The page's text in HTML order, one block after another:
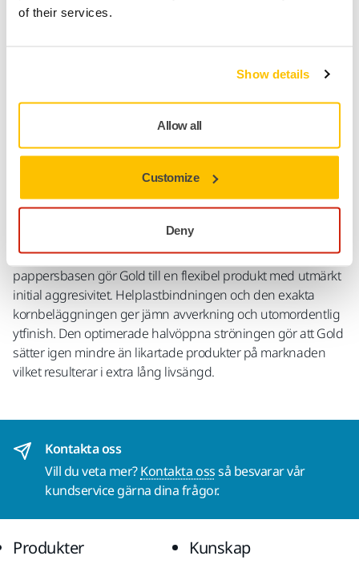
of their services.
Show details
Allow all
Customize
Deny
Spåra paket
Teknisk specifikation
för slipning i höga hastigheter. Gold ger ett perfekt
slutresultat på många olika material. Den latexbestrukna
pappersbasen gör Gold till en flexibel produkt med utmärkt
initial aggresivitet. Helplastbindningen och den exakta
kornbeläggningen ger jämn avverkning och utomordentlig
ytfinish. Den optimerade halvöppna ströningen gör att Gold
sätter igen mindre än likartade produkter på marknaden
vilket resulterar i extra lång livsängd.
Kontakta oss
Vill du veta mer?Kontakta ossså besvarar vår
kundservice gärna dina frågor.
Produkter Kunskap